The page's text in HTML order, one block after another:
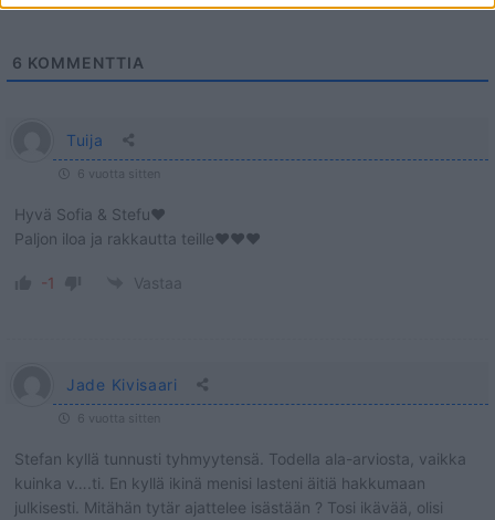
6 KOMMENTTIA
Tuija
6 vuotta sitten
Hyvä Sofia & Stefu❤
Paljon iloa ja rakkautta teille❤❤❤
-1 Vastaa
Jade Kivisaari
6 vuotta sitten
Stefan kyllä tunnusti tyhmyytensä. Todella ala-arviosta, vaikka
kuinka v….ti. En kyllä ikinä menisi lasteni äitiä hakkumaan
julkisesti. Mitähän tytär ajattelee isästään ? Tosi ikävää, olisi